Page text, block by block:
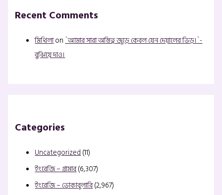
Recent Comments
মিথিলাon`আমার সারা অস্তিত্ব জুড়ে কেবল যেন দেয়ালের ভিড়।`-
বুঝিয়ে দাও।
Categories
Uncategorized(11)
ইংরেজি – গ্রামার(6,307)
ইংরেজি – ভোকাবুলারি(2,967)